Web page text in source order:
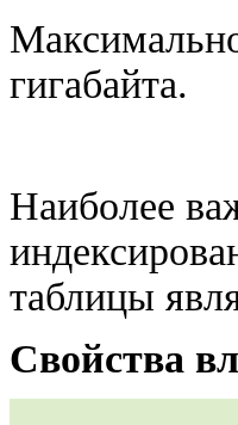
гигабайта.
Наиболее
таблицы
Свойства